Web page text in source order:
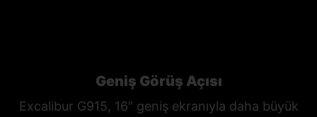
Geniş Görüş Açısı
Excalibur G915, 16″ geniş ekranıyla daha büyük